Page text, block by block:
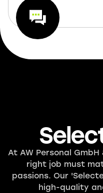
At AW Personal
right job must
passions. Our
high-quality